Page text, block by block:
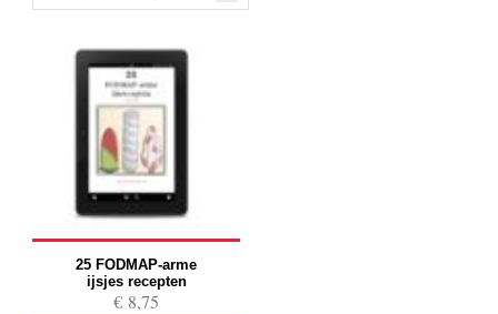
25 FODMAP-arme
ijsjes recepten
€ 8,75